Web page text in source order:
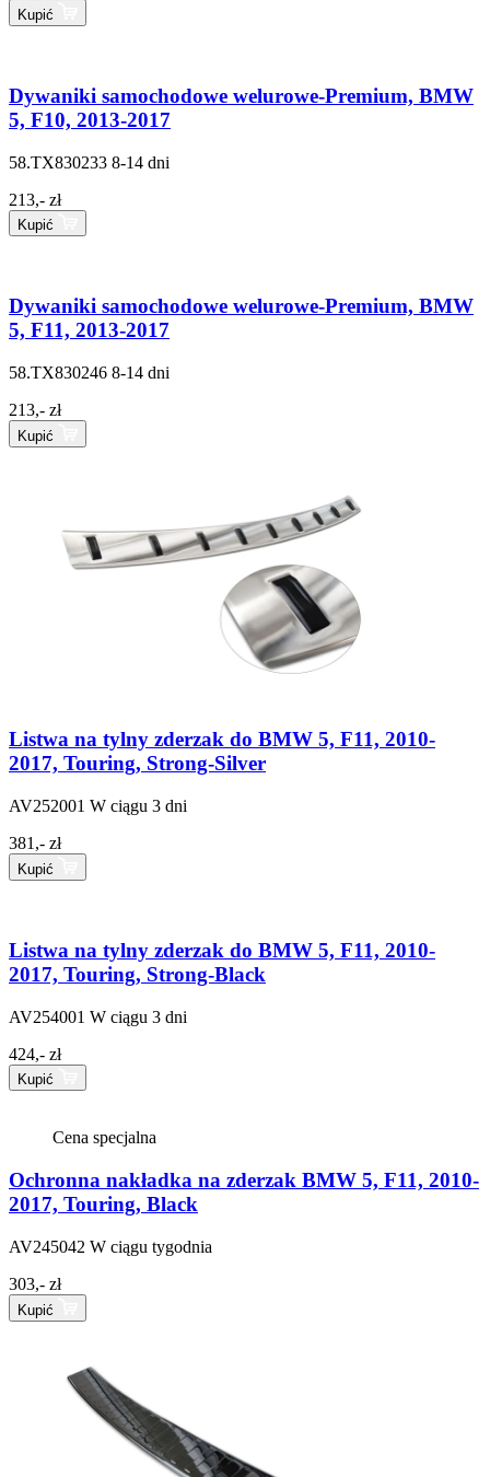
Kupić
Dywaniki samochodowe welurowe-Premium, BMW
5, F10, 2013-2017
58.TX830233 8-14 dni
213,- zł
Kupić
Dywaniki samochodowe welurowe-Premium, BMW
5, F11, 2013-2017
58.TX830246 8-14 dni
213,- zł
Kupić
Listwa na tylny zderzak do BMW 5, F11, 2010-
2017, Touring, Strong-Silver
AV252001 W ciągu 3 dni
381,- zł
Kupić
Listwa na tylny zderzak do BMW 5, F11, 2010-
2017, Touring, Strong-Black
AV254001 W ciągu 3 dni
424,- zł
Kupić
Cena specjalna
Ochronna nakładka na zderzak BMW 5, F11, 2010-
2017, Touring, Black
AV245042 W ciągu tygodnia
303,- zł
Kupić